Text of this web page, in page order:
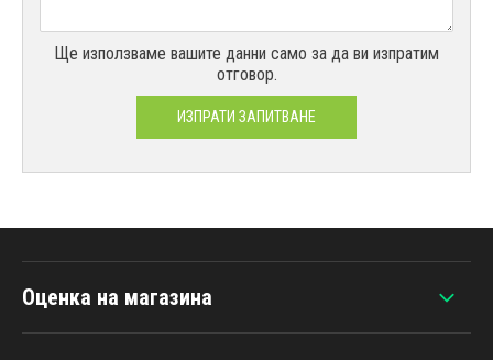
Ще използваме вашите данни само за да ви изпратим
отговор.
ИЗПРАТИ ЗАПИТВАНЕ
Оценка на магазина